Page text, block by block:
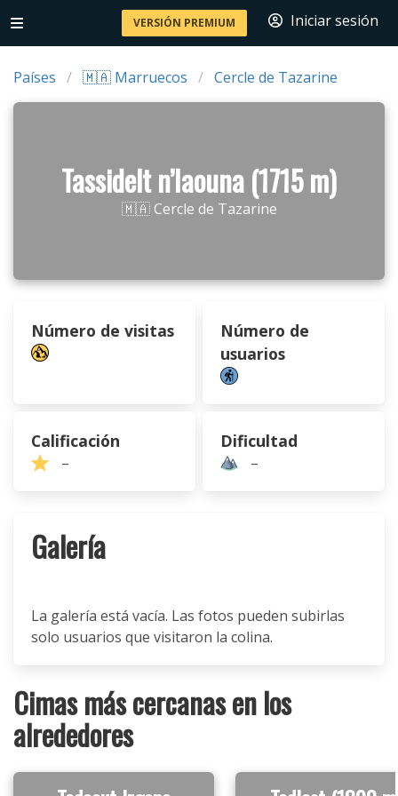
VERSIÓN PREMIUM Iniciar sesión
Países 🇲🇦 Marruecos Cercle de Tazarine
Tassidelt n’Iaouna (1715 m)
🇲🇦 Cercle de Tazarine
Número de visitas
Número de
usuarios
Calificación
–
Dificultad
–
Galería
La galería está vacía. Las fotos pueden subirlas
solo usuarios que visitaron la colina.
Cimas más cercanas en los
alrededores